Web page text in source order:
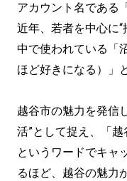
アカウント名である
近年、若者を中心に
中で使われている「
ほど好きになる）」
越谷市の魅力を発信
活”として捉え、「越
というワードでキャ
るほど、越谷の魅力